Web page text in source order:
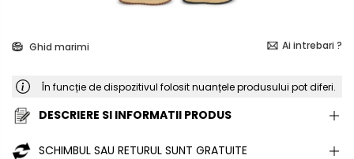
Ghid marimi Ai intrebari ?
În funcție de dispozitivul folosit nuanțele produsului pot diferi.
DESCRIERE SI INFORMATII PRODUS
SCHIMBUL SAU RETURUL SUNT GRATUITE